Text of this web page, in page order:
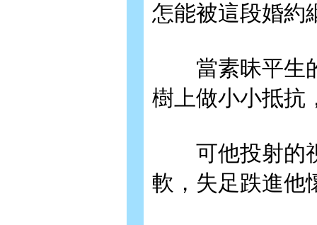
怎能被這段婚約
當素昧平生的
樹上做小小抵抗
可他投射的視
軟，失足跌進他